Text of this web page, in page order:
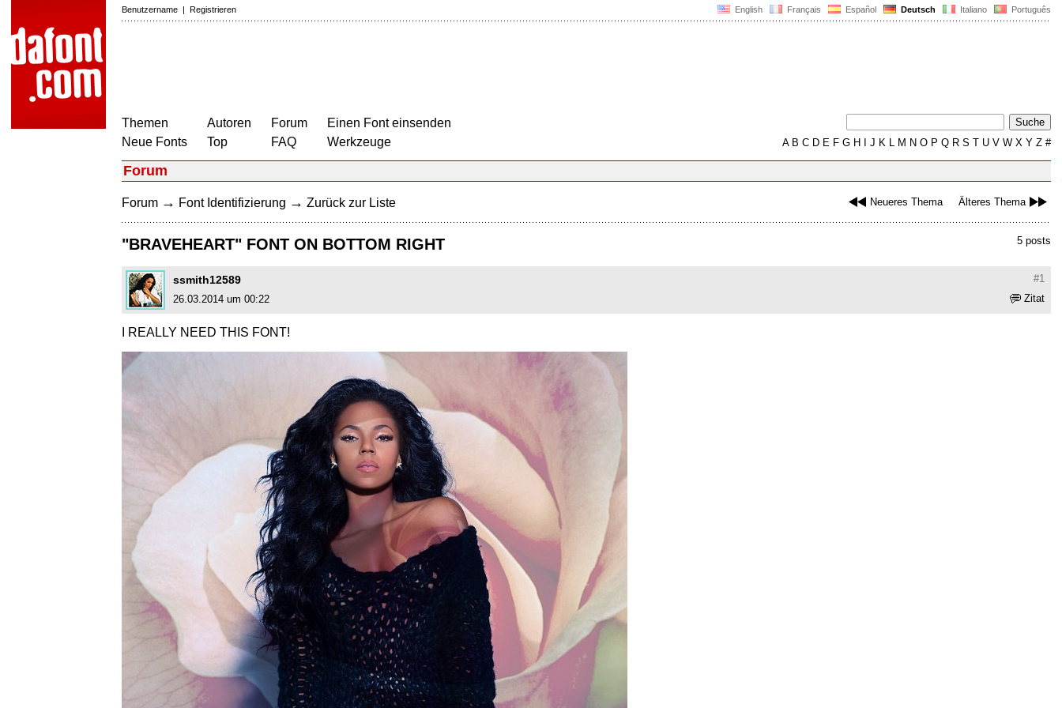
English Français Español Deutsch Italiano Português
Benutzername | Registrieren
Themen
Neue Fonts
Autoren
Top
Forum
FAQ
Einen Font einsenden
Werkzeuge
AB C D E F G H J K L M N O P Q R S T U V W X Y Z #
Forum
Neueres Thema Älteres Thema
Forum → Font Identifizierung → Zurück zur Liste
5 posts
"BRAVEHEART" FONT ON BOTTOM RIGHT
#1
ssmith12589
Zitat
26.03.2014 um 00:22
I REALLY NEED THIS FONT!